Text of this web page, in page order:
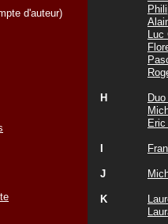
d'auteur)
Luc
H
Eric
I
J
K